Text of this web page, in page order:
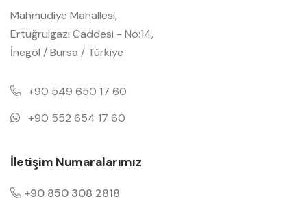
Mahmudiye Mahallesi,
Ertuğrulgazi Caddesi - No:14,
İnegöl / Bursa / Türkiye
+90 549 650 17 60
+90 552 654 17 60
İletişim Numaralarımız
+90 850 308 2818